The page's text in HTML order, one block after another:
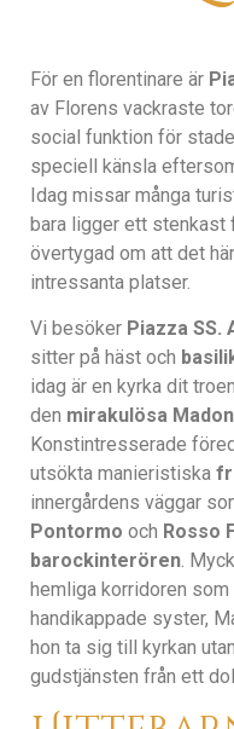
För en florentinare är
av Florens vackraste
social funktion för
speciell känsla
Idag missar många
bara ligger ett stenkast
övertygad om att det
intressanta platser.
Vi besöker Piazza SS.
sitter på häst och
idag är en kyrka dit
den mirakulösa
Konstintresserade
utsökta manieristiska
innergårdens väggar
Pontormo och Rosso
barockinterören.
hemliga korridoren
handikappade syster,
hon ta sig till kyrkan
gudstjänsten från ett